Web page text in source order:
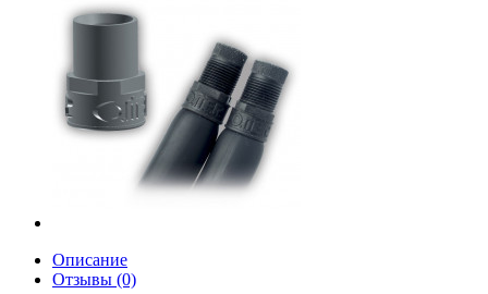
Описание
Отзывы (0)